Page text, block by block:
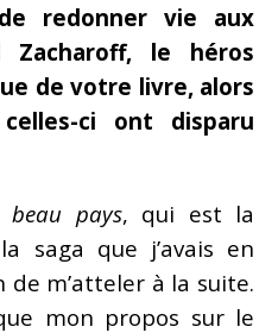
redonner vie aux
Zacharoff, le héros
de votre livre, alors
ci ont disparu
pays, qui est la
saga que j’avais en
de m’atteler à la suite.
mon propos sur le